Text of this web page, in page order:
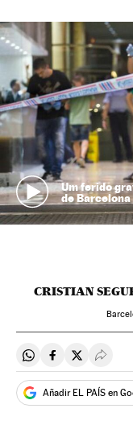
Um ferido
de Barcelona
CRISTIAN
Compartir en
Compartir en
Compartir
Añadir EL PAÍS en